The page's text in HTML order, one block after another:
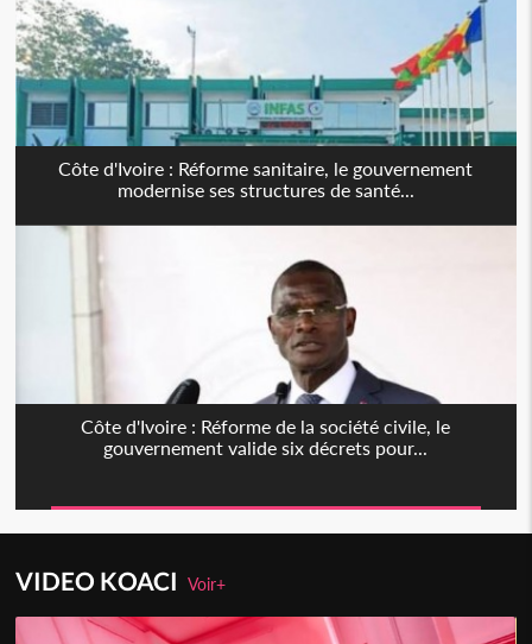
Côte d'Ivoire : Réforme sanitaire, le gouvernement
modernise ses structures de santé...
Côte d'Ivoire : Réforme de la société civile, le
gouvernement valide six décrets pour...
VIDEO KOACIVoir+